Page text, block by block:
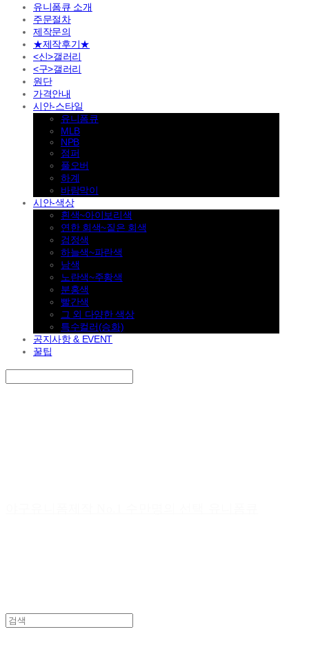
유니폼큐 소개
주문절차
제작문의
★제작후기★
<신>갤러리
<구>갤러리
원단
가격안내
시안-스타일
유니폼큐
MLB
NPB
점퍼
풀오버
하계
바람막이
시안-색상
흰색~아이보리색
연한 회색~짙은 회색
검정색
하늘색~파란색
남색
노란색~주황색
분홍색
빨간색
그 외 다양한 색상
특수컬러(승화)
공지사항 & EVENT
꿀팁